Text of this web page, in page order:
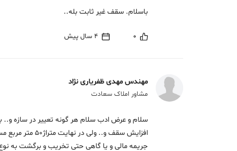
باسلام. سقف غیر ثابت بله..
0 4 سال پیش
مهندس مهدی ظفریاری نژاد
مشاور املاک سعادت
سلام و عرض ادب سلام هر گونه تعییر در سازه
افزایش سقف و..
جریمه مالی و یا گاهی حتی تخریب و برگشت به